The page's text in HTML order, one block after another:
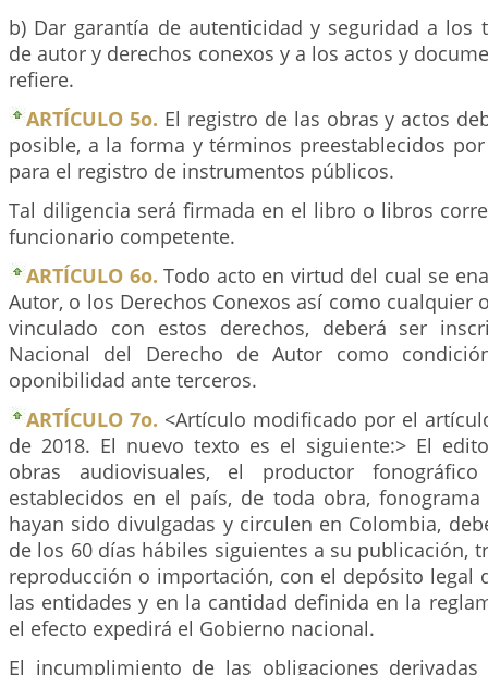
b) Dar garantía de autenticidad y seguridad a los
de autor y derechos conexos y a los actos y
refiere.
ARTÍCULO 5o. El registro de las obras y actos
posible, a la forma y términos preestablecidos
para el registro de instrumentos públicos.
Tal diligencia será firmada en el libro o libros
funcionario competente.
ARTÍCULO 6o. Todo acto en virtud del cual se
Autor, o los Derechos Conexos así como cualquier
vinculado con estos derechos, deberá ser
Nacional del Derecho de Autor como
oponibilidad ante terceros.
ARTÍCULO 7o. <Artículo modificado por el
de 2018. El nuevo texto es el siguiente:> El
obras audiovisuales, el productor
establecidos en el país, de toda obra,
hayan sido divulgadas y circulen en Colombia,
de los 60 días hábiles siguientes a su publicación,
reproducción o importación, con el depósito legal
las entidades y en la cantidad definida en la
el efecto expedirá el Gobierno nacional.
El incumplimiento de las obligaciones